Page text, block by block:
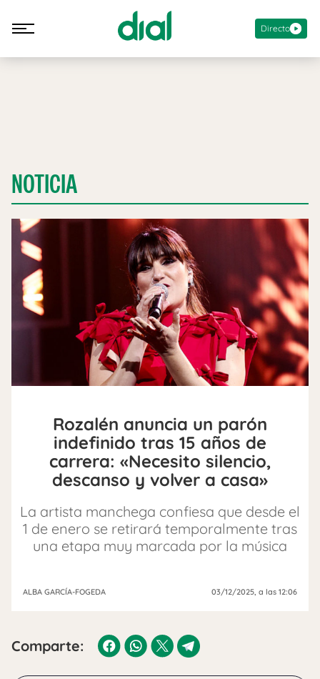
Directo
NOTICIA
Rozalén anuncia un parón
indefinido tras 15 años de
carrera: «Necesito silencio,
descanso y volver a casa»
La artista manchega confiesa que desde el
1 de enero se retirará temporalmente tras
una etapa muy marcada por la música
ALBA GARCÍA-FOGEDA 03/12/2025, a las 12:06
Comparte: